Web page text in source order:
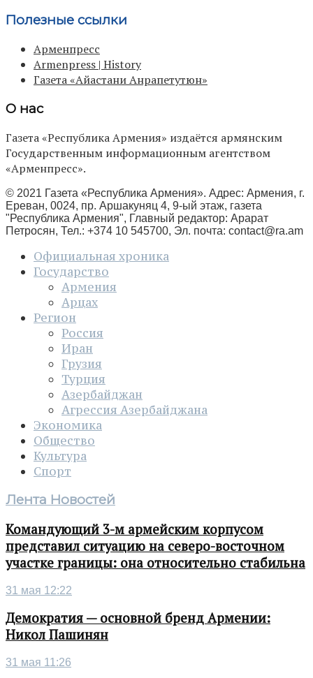
Полезные ссылки
Арменпресс
Armenpress | History
Газета «Айастани Анрапетутюн»
О нас
Газета «Республика Армения» издаётся армянским
Государственным информационным агентством
«Арменпресс».
© 2021 Газета «Республика Армения». Адрес: Армения, г.
Ереван, 0024, пр. Аршакуняц 4, 9-ый этаж, газета
"Республика Армения", Главный редактор: Арарат
Петросян, Тел.: +374 10 545700, Эл. почта: contact@ra.am
Официальная хроника
Государство
Армения
Арцах
Регион
Россия
Иран
Грузия
Турция
Азербайджан
Агрессия Азербайджана
Экономика
Общество
Культура
Спорт
Лента Новостей
Командующий 3-м армейским корпусом
представил ситуацию на северо-восточном
участке границы: она относительно стабильна
31 мая 12:22
Демократия — основной бренд Армении:
Никол Пашинян
31 мая 11:26